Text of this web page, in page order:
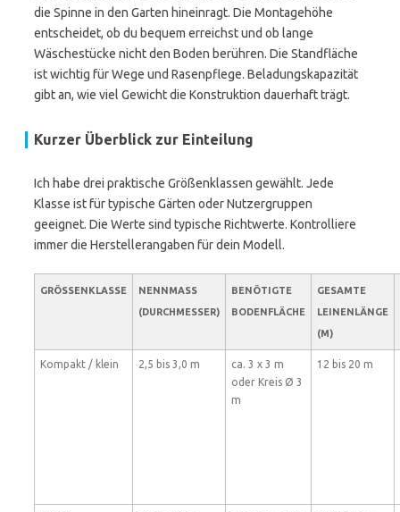
die Spinne in den Garten hineinragt. Die Montagehöhe
entscheidet, ob du bequem erreichst und ob lange
Wäschestücke nicht den Boden berühren. Die Standfläche
ist wichtig für Wege und Rasenpflege. Beladungskapazität
gibt an, wie viel Gewicht die Konstruktion dauerhaft trägt.
Kurzer Überblick zur Einteilung
Ich habe drei praktische Größenklassen gewählt. Jede
Klasse ist für typische Gärten oder Nutzergruppen
geeignet. Die Werte sind typische Richtwerte. Kontrolliere
immer die Herstellerangaben für dein Modell.
GRÖSSENKLASSE
NENNMASS (
DURCHMESSER)
BENÖTIGTE
BODENFLÄCHE
GESAMTE
LEINENLÄNGE
(M)
Kompakt / klein 2,5 bis 3,0 m
ca. 3 x 3 m
oder Kreis Ø 3
m
12 bis 20 m